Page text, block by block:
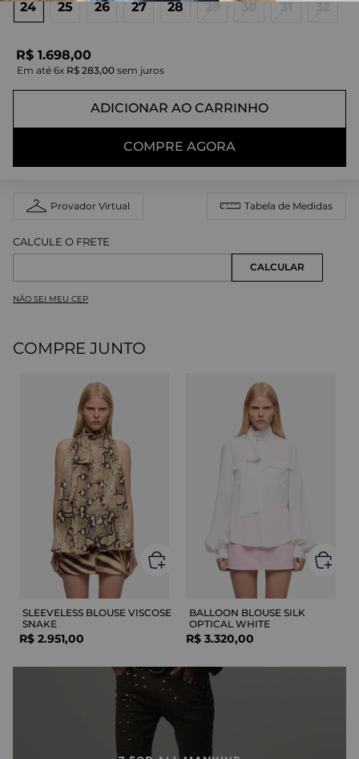
24 25 26 27 28 29 30 31 32
R$ 1.698,00
Em até 6x R$ 283,00 sem juros
ADICIONAR AO CARRINHO
COMPRE AGORA
Provador Virtual Tabela de Medidas
NÃO SEI MEU CEP
COMPRE JUNTO
SLEEVELESS BLOUSE VISCOSE
SNAKE
R$ 2.951,00
BALLOON BLOUSE SILK
OPTICAL WHITE
R$ 3.320,00